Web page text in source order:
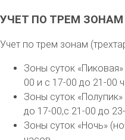
УЧЕТ ПО ТРЕМ ЗОНАМ
Учет по трем зонам
Зоны суток
00 и с 17-00 до 21-00
Зоны суток
до 17-00,с 21-00 до
Зоны суток «Ночь»